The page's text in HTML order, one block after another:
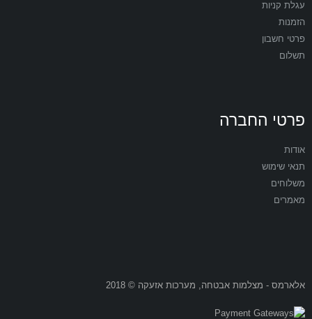
עגלת קניות
הזמנות
פרטי חשבון
תשלום
פרטי החברה
אודות
תנאי שימוש
משלוחים
מאמרים
אלארמס - מצלמות אבטחה, מערכות אזעקה © 2018